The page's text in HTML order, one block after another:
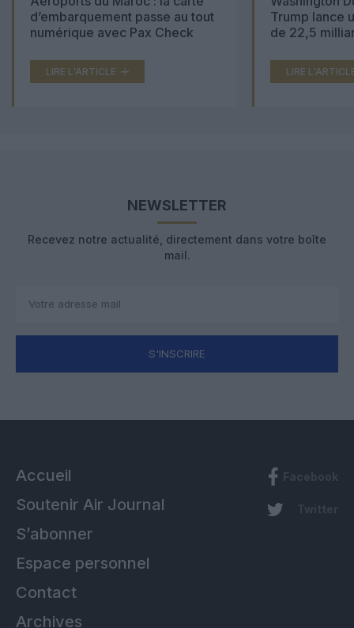
d’embarquement passe au tout
numérique avec Pax Check
LIRE L'ARTICLE
Trump lance
de 22,5
LIRE
NEWSLETTER
Recevez notre actualité, directement dans votre boîte
mail.
S'INSCRIRE
Accueil
Soutenir Air Journal
S’abonner
Espace personnel
Contact
Archives